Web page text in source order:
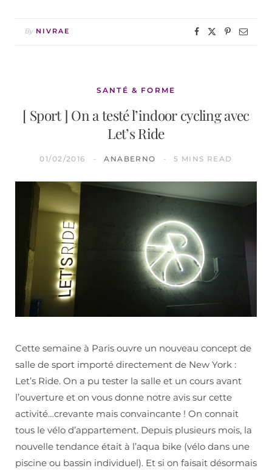
By NIVRAE
SANTÉ & FORME
[ Sport ] On a testé l’indoor cycling avec
Let’s Ride
01/02/2016 ANABERNO 5 MINS READ
Cette semaine à Paris ouvre un nouveau concept de
salle de sport importé directement de New York :
Let’s Ride. On a pu tester la salle et un cours avant
l’ouverture et on vous donne notre avis sur cette
activité…crevante mais convaincante ! On connait
tous le vélo d’appartement. Depuis plusieurs mois, la
nouvelle tendance était à l’aqua bike (vélo dans une
piscine ou bassin individuel). Et si on faisait désormais